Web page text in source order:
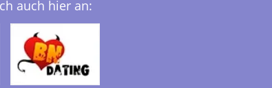
auch hier an: